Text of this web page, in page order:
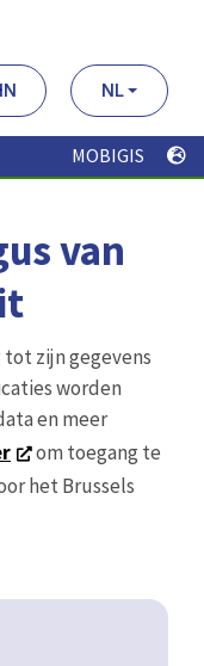
NL
MOBIGIS
van
zijn gegevens
worden
en meer
om toegang te
het Brussels